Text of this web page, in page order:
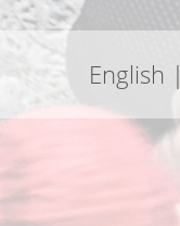
English |